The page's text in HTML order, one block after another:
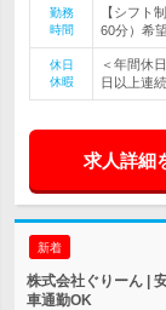
勤務
時間
【シフト
60分）希
休日
休暇
＜年間休
日以上連
求人詳細
新着
株式会社ぐりーん |
車通勤OK